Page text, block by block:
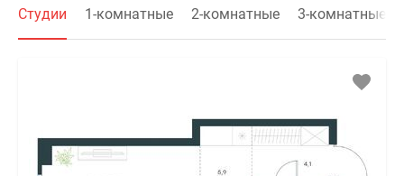
Студии 1-комнатные 2-комнатные 3-комнатные